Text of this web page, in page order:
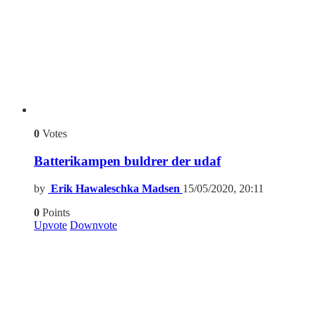
0 Votes
Batterikampen buldrer der udaf
by Erik Hawaleschka Madsen 15/05/2020, 20:11
0 Points
Upvote Downvote